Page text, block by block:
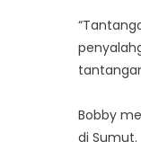
Bobby
di Sumut.